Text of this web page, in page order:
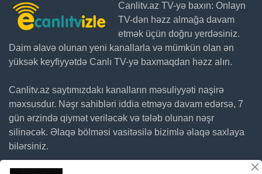
Canlitv.az TV-yə baxın: Onlayn
TV-dən həzz almağa davam
etmək üçün doğru yerdəsiniz.
Daim əlavə olunan yeni kanallarla və mümkün olan ən
yüksək keyfiyyətdə Canlı TV-yə baxmaqdan həzz alın.
Canlitv.az saytımızdakı kanalların məsuliyyəti naşirə
məxsusdur. Nəşr sahibləri iddia etməyə davam edərsə, 7
gün ərzində qiymət veriləcək və tələb olunan nəşr
silinəcək. Əlaqə bölməsi vasitəsilə bizimlə əlaqə saxlaya
bilərsiniz.